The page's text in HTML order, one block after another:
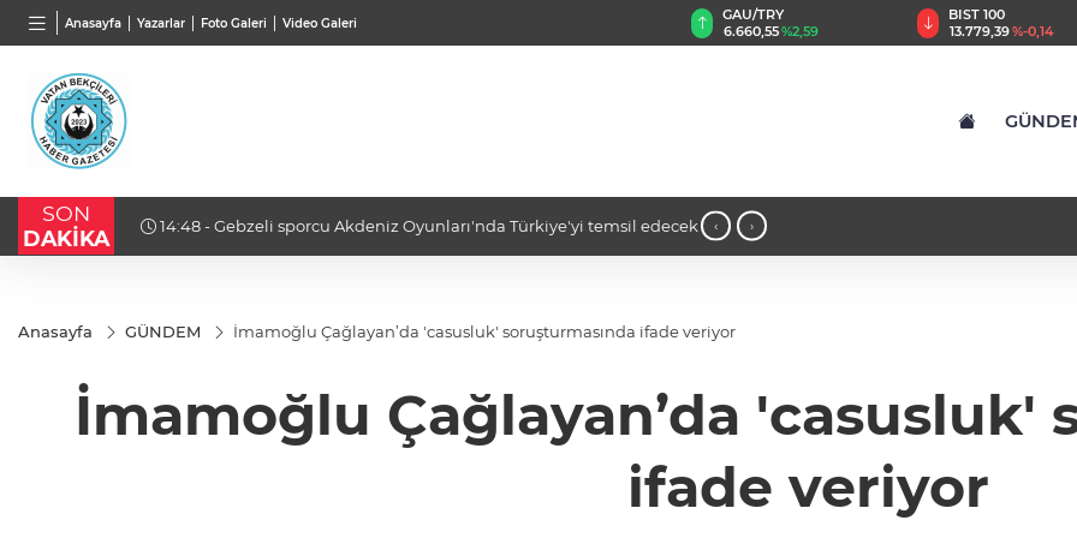
Anasayfa Yazarlar Foto Galeri Video Galeri
TND
16,3788%0,90
BGN
27,9743 %-0,22
GAU/TRY
6.660,55%2,59
BIST 100
13.779,39%-0,14
SON
DAKİKA
14:48 - Gebzeli sporcu Akdeniz Oyunları'nda Türkiye'yi temsil edecek ‹ ›
Anasayfa GÜNDEM İmamoğlu Çağlayan’da 'casusluk' soruşturmasında ifade veriyor
İmamoğlu Çağlayan’da 'casusluk'
ifade veriyor